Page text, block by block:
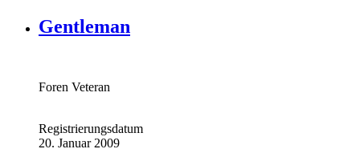
Gentleman
Foren Veteran
Registrierungsdatum
20. Januar 2009